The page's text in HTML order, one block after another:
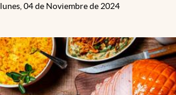
lunes, 04 de Noviembre de 2024